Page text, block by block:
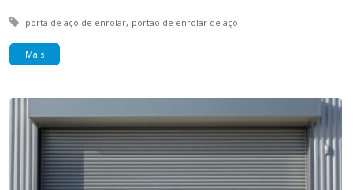
Tagged with:
porta de aço de enrolar portão de enrolar de aço
Mais